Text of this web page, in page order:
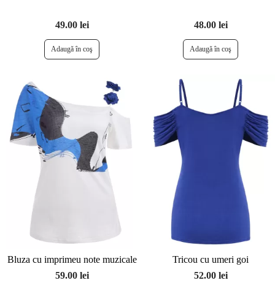
49.00 lei 48.00 lei
Bluza cu imprimeu note muzicale
59.00 lei
Tricou cu umeri goi
52.00 lei